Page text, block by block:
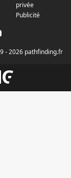
privée
Publicité
- 2026 pathfinding.fr